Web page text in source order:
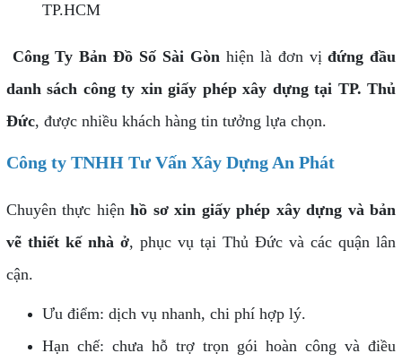
TP.HCM
Công Ty Bản Đồ Số Sài Gònhiện là đơn vịđứng đầu
danh sách công ty xin giấy phép xây dựng tại TP. Thủ
Đức, được nhiều khách hàng tin tưởng lựa chọn.
Công ty TNHH Tư Vấn Xây Dựng An Phát
Chuyên thực hiệnhồ sơ xin giấy phép xây dựng và bản
vẽ thiết kế nhà ở, phục vụ tại Thủ Đức và các quận lân
cận.
Ưu điểm: dịch vụ nhanh, chi phí hợp lý.
Hạn chế: chưa hỗ trợ trọn gói hoàn công và điều